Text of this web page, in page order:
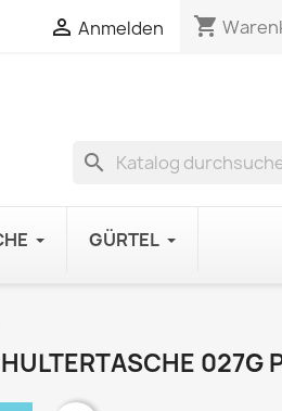
 Anmelden shopping_cart
search
GÜRTEL
027G